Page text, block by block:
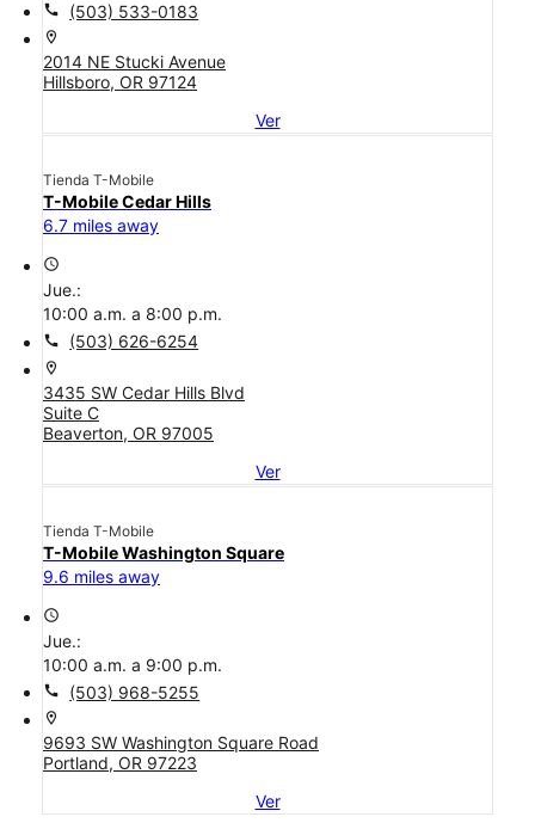
call (503) 533-0183
location_on
2014 NE Stucki Avenue
Hillsboro, OR 97124
Ver
Tienda T-Mobile
T-Mobile Cedar Hills
6.7 miles away
access_time
Jue.:
10:00 a.m. a 8:00 p.m.
call (503) 626-6254
location_on
3435 SW Cedar Hills Blvd
Suite C
Beaverton, OR 97005
Ver
Tienda T-Mobile
T-Mobile Washington Square
9.6 miles away
access_time
Jue.:
10:00 a.m. a 9:00 p.m.
call (503) 968-5255
location_on
9693 SW Washington Square Road
Portland, OR 97223
Ver